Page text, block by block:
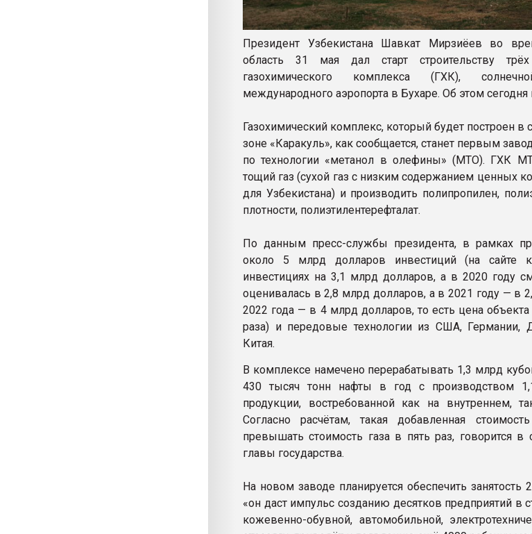
Президент Узбекистана Шавкат Мирзиёев во
область 31 мая дал старт строительству
газохимического комплекса (ГХК),
международного аэропорта в Бухаре. Об этом
Газохимический комплекс, который будет построен
зоне «Каракуль», как сообщается, станет первым
по технологии «метанол в олефины» (MTO). ГХК
тощий газ (сухой газ с низким содержанием ценных
для Узбекистана) и производить полипропилен,
плотности, полиэтилентерефталат.
По данным пресс-службы президента, в рамках
около 5 млрд долларов инвестиций (на сайте
инвестициях на 3,1 млрд долларов, а в 2020 году
оценивалась в 2,8 млрд долларов, а в 2021 году — в
2022 года — в 4 млрд долларов, то есть цена
раза) и передовые технологии из США, Германии,
Китая.
В комплексе намечено перерабатывать 1,3 млрд
430 тысяч тонн нафты в год с производством
продукции, востребованной как на внутреннем,
Согласно расчётам, такая добавленная
превышать стоимость газа в пять раз, говорится
главы государства.
На новом заводе планируется обеспечить занятость
«он даст импульс созданию десятков предприятий в
кожевенно-обувной, автомобильной,